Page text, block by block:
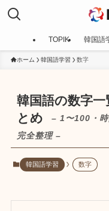
TOPIK 韓国語
ホーム 韓国語学習 数字
韓国語の数字一
とめ
– 1〜100・
完全整理 –
韓国語学習 数字